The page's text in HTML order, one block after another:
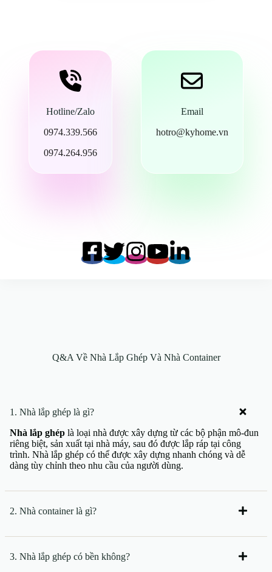
Hotline/Zalo
0974.339.566
0974.264.956
Email
hotro@kyhome.vn
Q&A Về Nhà Lắp Ghép Và Nhà Container
1. Nhà lắp ghép là gì?
Nhà lắp ghép là loại nhà được xây dựng từ các bộ phận mô-đun
riêng biệt, sản xuất tại nhà máy, sau đó được lắp ráp tại công
trình. Nhà lắp ghép có thể được xây dựng nhanh chóng và dễ
dàng tùy chỉnh theo nhu cầu của người dùng.
2. Nhà container là gì?
3. Nhà lắp ghép có bền không?